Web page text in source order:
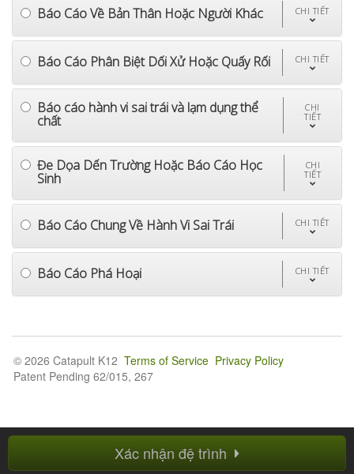
Báo Cáo Về Bản Thân Hoặc Người Khác CHI TIẾT
Báo Cáo Phân Biệt Dối Xử Hoặc Quấy Rối CHI TIẾT
Báo cáo hành vi sai trái và lạm dụng thể
chất
CHI
TIẾT
Đe Dọa Dến Trường Hoặc Báo Cáo Học
Sinh
CHI
TIẾT
Báo Cáo Chung Về Hành Vi Sai Trái CHI TIẾT
Báo Cáo Phá Hoại CHI TIẾT
Xác nhận đệ trình
© 2026 Catapult K12 Terms of Service Privacy Policy
Patent Pending 62/015, 267